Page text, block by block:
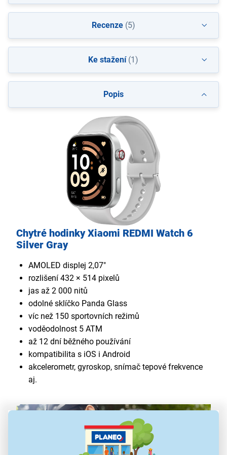
Popis
Chytré hodinky Xiaomi REDMI Watch 6
Silver Gray
AMOLED displej 2,07"
rozlišení 432 × 514 pixelů
jas až 2 000 nitů
odolné sklíčko Panda Glass
víc než 150 sportovních režimů
voděodolnost 5 ATM
až 12 dní běžného používání
kompatibilita s iOS i Android
akcelerometr, gyroskop, snímač tepové frekvence
aj.
Recenze(5)
Ke stažení(1)